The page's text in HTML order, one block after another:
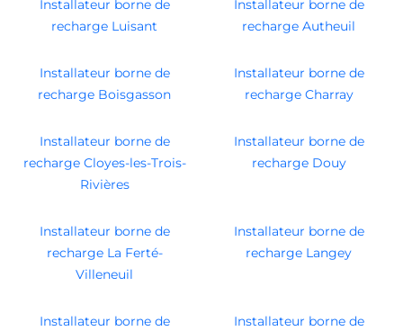
Installateur borne de
recharge Luisant
Installateur borne de
recharge Autheuil
Installateur borne de
recharge Boisgasson
Installateur borne de
recharge Charray
Installateur borne de
recharge Cloyes-les-Trois-
Rivières
Installateur borne de
recharge Douy
Installateur borne de
recharge La Ferté-
Villeneuil
Installateur borne de
recharge Langey
Installateur borne de
Installateur borne de